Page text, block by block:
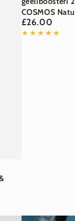
geeliboosteri
20ml
COSMOS
Normaalihinta
£26.00